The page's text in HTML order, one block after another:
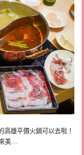
高雄平價火鍋可以去啦！
美…